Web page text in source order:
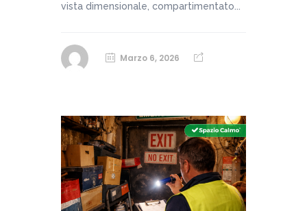
vista dimensionale, compartimentato...
Marzo 6, 2026